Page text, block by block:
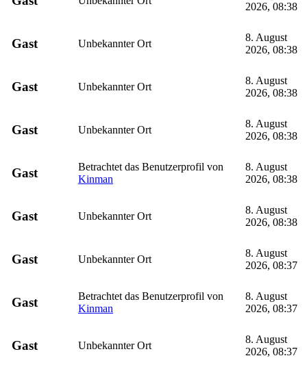
2026, 08:38
Gast Unbekannter Ort
8. August
2026, 08:38
Gast Unbekannter Ort
8. August
2026, 08:38
Gast Unbekannter Ort
8. August
2026, 08:38
Gast
Betrachtet das Benutzerprofil von
Kinman
8. August
2026, 08:38
Gast Unbekannter Ort
8. August
2026, 08:38
Gast Unbekannter Ort
8. August
2026, 08:37
Gast
Betrachtet das Benutzerprofil von
Kinman
8. August
2026, 08:37
Gast Unbekannter Ort
8. August
2026, 08:37